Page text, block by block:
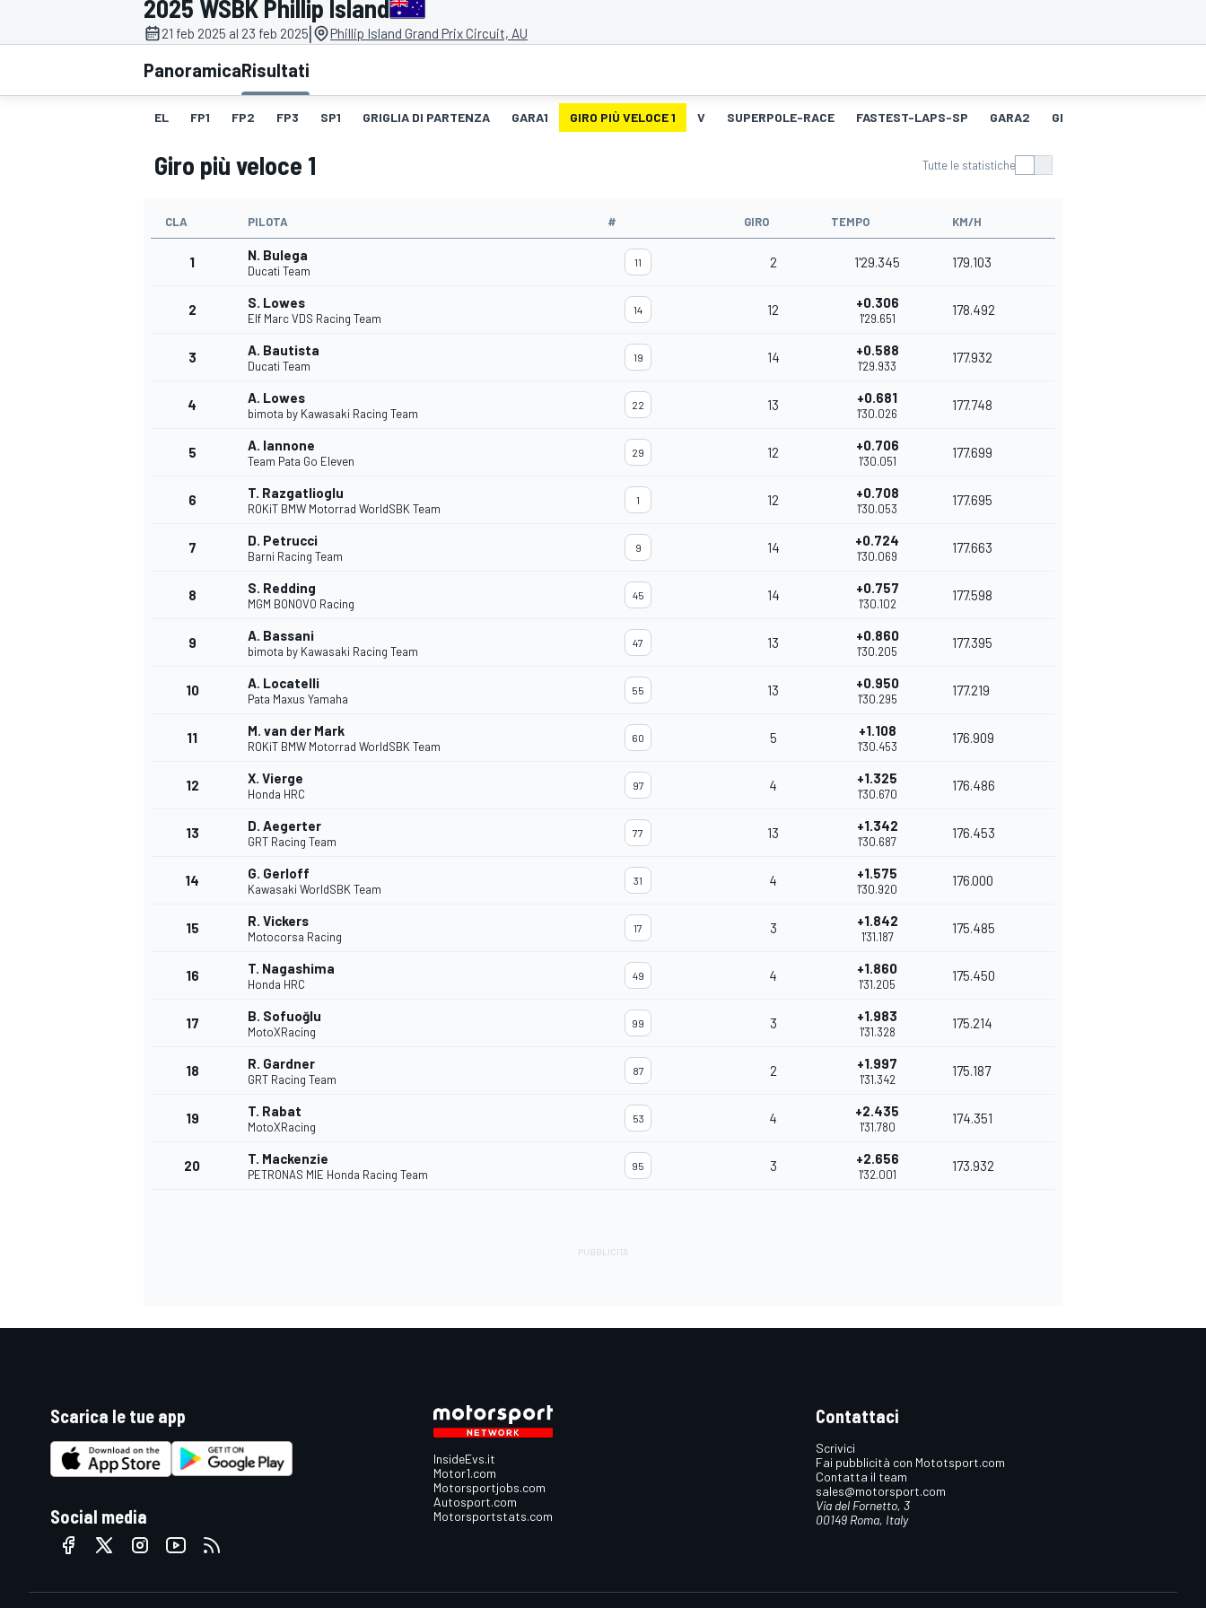
MOTOGP WEC
WRC
MONOPOSTO
ENDURANCE/GT
2025 WSBK Phillip Island
21 feb 2025 al 23 feb 2025| Phillip Island Grand Prix Circuit, AU
PanoramicaRisultati
EL FP1 FP2 FP3 SP1 GRIGLIA DI PARTENZA GARA1 GIRO PIÙ VELOCE 1 V SUPERPOLE-RACE FASTEST-LAPS-SP GARA2 GIRO PIÙ VELOCE 2
Giro più veloce 1 Tutte le statistiche
CLA PILOTA # GIRO TEMPO KM/H
1 N. Bulega
Ducati Team
11 2 1'29.345 179.103
2 S. Lowes
Elf Marc VDS Racing Team
14 12 +0.306
1'29.651
178.492
3 A. Bautista
Ducati Team
19 14 +0.588
1'29.933
177.932
4 A. Lowes
bimota by Kawasaki Racing Team
22 13 +0.681
1'30.026
177.748
5 A. Iannone
Team Pata Go Eleven
29 12 +0.706
1'30.051
177.699
6 T. Razgatlioglu
ROKiT BMW Motorrad WorldSBK Team
1 12 +0.708
1'30.053
177.695
7 D. Petrucci
Barni Racing Team
9 14 +0.724
1'30.069
177.663
8 S. Redding
MGM BONOVO Racing
45 14 +0.757
1'30.102
177.598
9 A. Bassani
bimota by Kawasaki Racing Team
47 13 +0.860
1'30.205
177.395
10 A. Locatelli
Pata Maxus Yamaha
55 13 +0.950
1'30.295
177.219
11 M. van der Mark
ROKiT BMW Motorrad WorldSBK Team
60 5 +1.108
1'30.453
176.909
12 X. Vierge
Honda HRC
97 4 +1.325
1'30.670
176.486
13 D. Aegerter
GRT Racing Team
77 13 +1.342
1'30.687
176.453
14 G. Gerloff
Kawasaki WorldSBK Team
31 4 +1.575
1'30.920
176.000
15 R. Vickers
Motocorsa Racing
17 3 +1.842
1'31.187
175.485
16 T. Nagashima
Honda HRC
49 4 +1.860
1'31.205
175.450
17 B. Sofuoğlu
MotoXRacing
99 3 +1.983
1'31.328
175.214
18 R. Gardner
GRT Racing Team
87 2 +1.997
1'31.342
175.187
19 T. Rabat
MotoXRacing
53 4 +2.435
1'31.780
174.351
20 T. Mackenzie
PETRONAS MIE Honda Racing Team
95 3 +2.656
1'32.001
173.932
Scarica le tue app
Social media
InsideEvs.it
Motor1.com
Motorsportjobs.com
Autosport.com
Motorsportstats.com
Contattaci
Scrivici
Fai pubblicità con Mototsport.com
Contatta il team
sales@motorsport.com
Via del Fornetto, 3
00149 Roma, Italy